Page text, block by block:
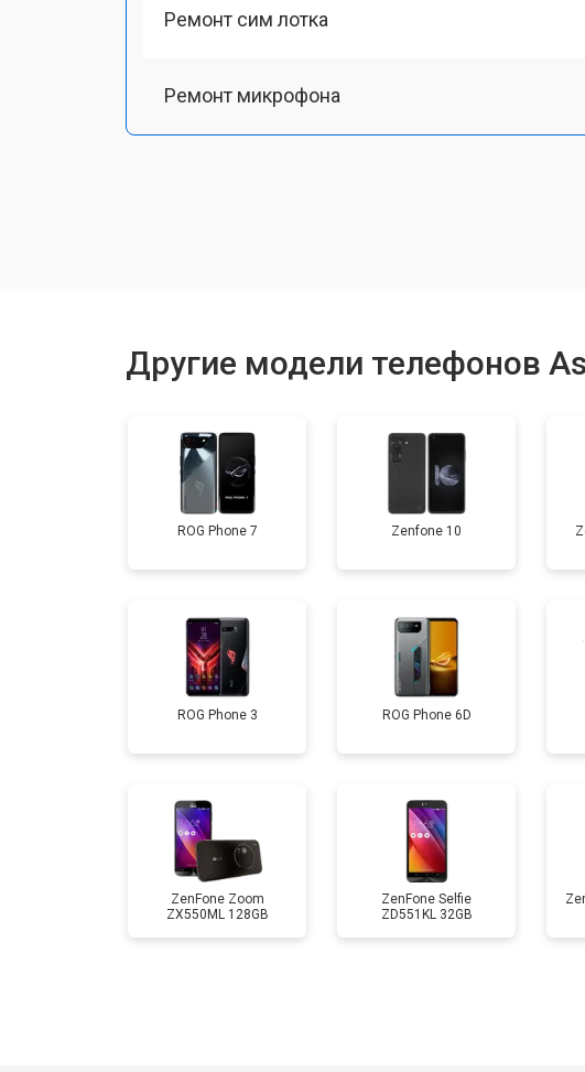
Ремонт сим лотка
Ремонт микрофона
Замена задней крышки
Замена аккумулятора
Замена кнопки включения
Ремонт динамика
Другие модели телефонов
ROG Phone 7 Zenfone 10
ROG Phone 3 ROG Phone 6D
ZenFone Zoom
ZX550ML 128GB
ZenFone Selfie
ZD551KL 32GB